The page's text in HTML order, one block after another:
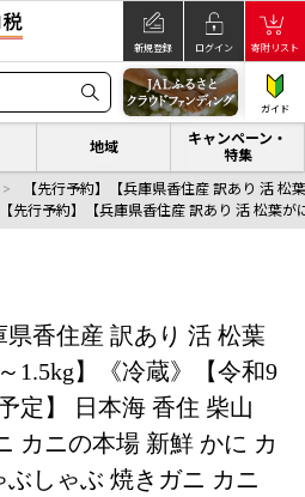
新規登録 ログイン 寄附リスト
ガイド
地域
キャンペーン・
特集
【先行予約】【兵庫県香住産 訳あり 活 松
【先行予約】【兵庫県香住産 訳あり 活 松葉が
県香住産 訳あり 活 松葉
1.5kg】《冷蔵》【令和9
定】 日本海 香住 柴山
カニの本場 新鮮 かに カ
しゃぶ 焼きガニ カニ